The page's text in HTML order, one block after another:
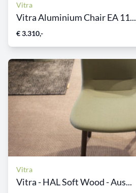
Vitra
Vitra Aluminium Chair EA 11...
€ 3.310,-
Vitra
Vitra - HAL Soft Wood - Aus...